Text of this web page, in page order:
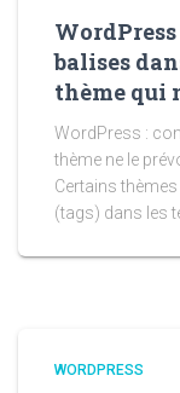
balises
thème qui
WordPress :
thème ne le
Certains
(tags) dans les
WORDPRESS